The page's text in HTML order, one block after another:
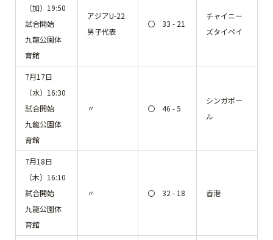
（加）19:50
試合開始
九龍公園体
育館
アジアU-22
男子代表
〇 33 - 21
チャイニー
ズタイペイ
7月17日
（水）16:30
試合開始
九龍公園体
育館
〃 〇 46 - 5
シンガポー
ル
7月18日
（木）16:10
試合開始
九龍公園体
育館
〃 〇 32 - 18 香港